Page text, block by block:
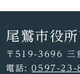
尾鷲市役
〒519-3696 三
電話:0597-23-